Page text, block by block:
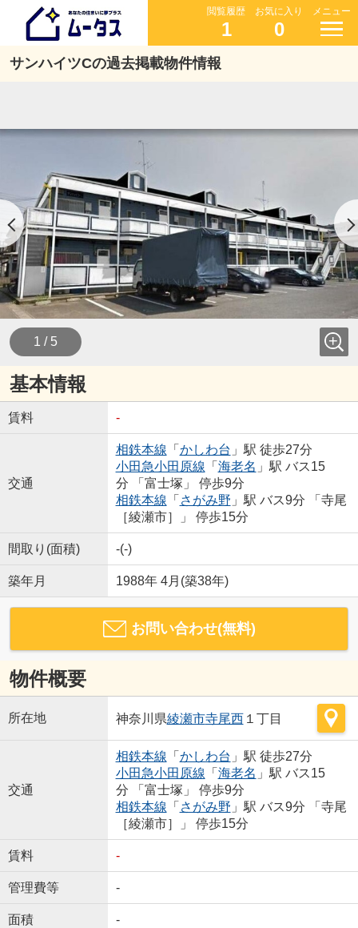
閲覧履歴
1
お気に入り
0
メニュー
サンハイツCの過去掲載物件情報
1 / 5
基本情報
賃料 -
交通
相鉄本線 「 かしわ台 」駅 徒歩27分
小田急小田原線 「 海老名 」駅 バス15
分 「富士塚」 停歩9分
相鉄本線 「 さがみ野 」駅 バス9分 「寺尾
［綾瀬市］」 停歩15分
間取り(面積) -(-)
築年月 1988年 4月(築38年)
お問い合わせ(無料)
物件概要
所在地 神奈川県綾瀬市寺尾西１丁目
交通
相鉄本線 「 かしわ台 」駅 徒歩27分
小田急小田原線 「 海老名 」駅 バス15
分 「富士塚」 停歩9分
相鉄本線 「 さがみ野 」駅 バス9分 「寺尾
［綾瀬市］」 停歩15分
賃料 -
管理費等 -
面積 -